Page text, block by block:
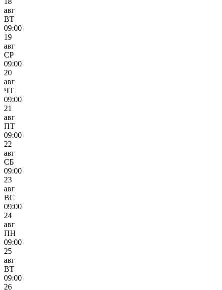
авг
ВТ
09:00
19
авг
СР
09:00
20
авг
ЧТ
09:00
21
авг
ПТ
09:00
22
авг
СБ
09:00
23
авг
ВС
09:00
24
авг
ПН
09:00
25
авг
ВТ
09:00
26